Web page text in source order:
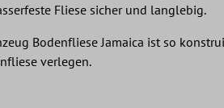
Fliese sicher und langlebig.
Bodenfliese Jamaica ist so
verlegen.